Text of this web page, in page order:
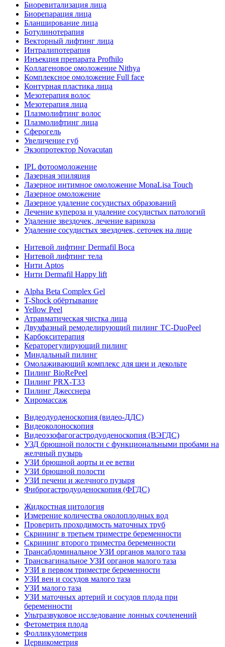
Биоревитализация лица
Биорепарация лица
Бланширование лица
Ботулинотерапия
Векторный лифтинг лица
Интралипотерапия
Инъекция препарата Profhilo
Коллагеновое омоложение Nithya
Комплексное омоложение Full face
Контурная пластика лица
Мезотерапия волос
Мезотерапия лица
Плазмолифтинг волос
Плазмолифтинг лица
Сферогель
Увеличение губ
Экзопротектор Novacutan
IPL фотоомоложение
Лазерная эпиляция
Лазерное интимное омоложение MonaLisa Touch
Лазерное омоложение
Лазерное удаление сосудистых образований
Лечение купероза и удаление сосудистых патологий
Удаление звездочек, лечение варикоза
Удаление сосудистых звездочек, сеточек на лице
Нитевой лифтинг Dermafil Boca
Нитевой лифтинг тела
Нити Aptos
Нити Dermafil Happy lift
Alpha Beta Complex Gel
T-Shock обёртывание
Yellow Peel
Атравматическая чистка лица
Двухфазный ремоделирующий пилинг TC-DuoPeel
Карбокситерапия
Кераторегулирующий пилинг
Миндальный пилинг
Омолаживающий комплекс для шеи и декольте
Пилинг BioRePeel
Пилинг PRX-T33
Пилинг Джесснера
Хиромассаж
Видеодуоденоскопия (видео-ДДС)
Видеоколоноскопия
Видеоэзофагогастродуоденоскопия (ВЭГДС)
УЗД брюшной полости с функциональными пробами на
желчный пузырь
УЗИ брюшной аорты и ее ветви
УЗИ брюшной полости
УЗИ печени и желчного пузыря
Фиброгастродуоденоскопия (ФГДС)
Жидкостная цитология
Измерение количества околоплодных вод
Проверить проходимость маточных труб
Скрининг в третьем триместре беременности
Скрининг второго триместра беременности
Трансабдоминальное УЗИ органов малого таза
Трансвагинальное УЗИ органов малого таза
УЗИ в первом триместре беременности
УЗИ вен и сосудов малого таза
УЗИ малого таза
УЗИ маточных артерий и сосудов плода при
беременности
Ультразвуковое исследование лонных сочленений
Фетометрия плода
Фолликулометрия
Цервикометрия